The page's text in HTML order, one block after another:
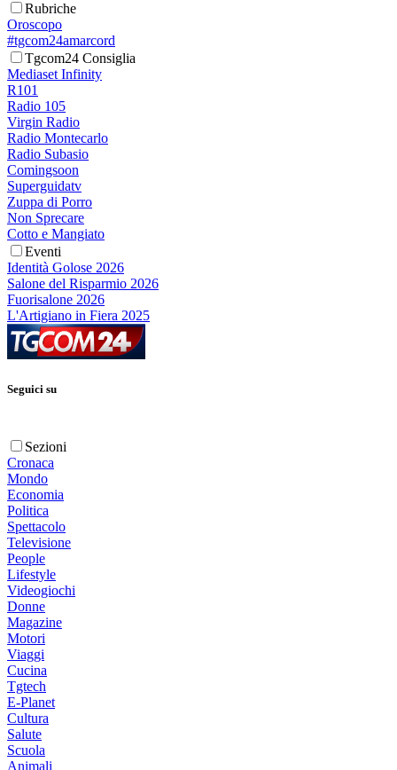
Rubriche
Oroscopo
#tgcom24amarcord
Tgcom24 Consiglia
Mediaset Infinity
R101
Radio 105
Virgin Radio
Radio Montecarlo
Radio Subasio
Comingsoon
Superguidatv
Zuppa di Porro
Non Sprecare
Cotto e Mangiato
Eventi
Identità Golose 2026
Salone del Risparmio 2026
Fuorisalone 2026
L'Artigiano in Fiera 2025
Seguici su
Sezioni
Cronaca
Mondo
Economia
Politica
Spettacolo
Televisione
People
Lifestyle
Videogiochi
Donne
Magazine
Motori
Viaggi
Cucina
Tgtech
E-Planet
Cultura
Salute
Scuola
Animali